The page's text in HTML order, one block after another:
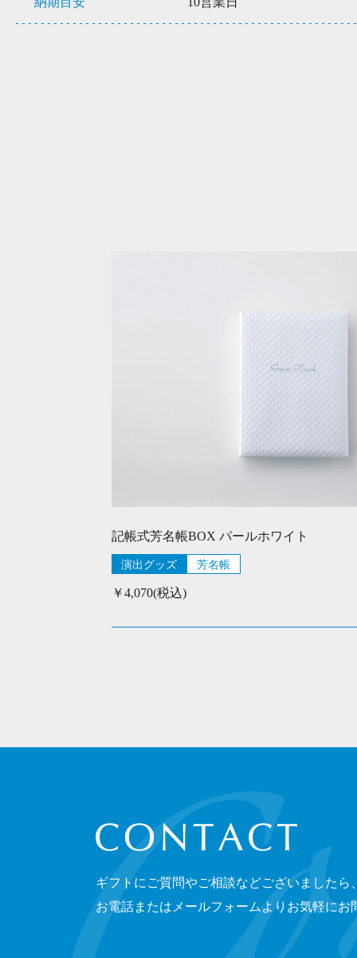
記帳式芳名帳BOX パールホワイト
演出グッズ 芳名帳
￥4,070(税込)
CONTACT
ギフトにご質問やご相談などございましたら
お電話またはメールフォームよりお気軽にお